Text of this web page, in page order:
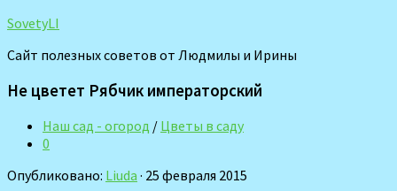
SovetyLI
Сайт полезных советов от Людмилы и Ирины
Не цветет Рябчик императорский
Наш сад - огород / Цветы в саду
0
Опубликовано: Liuda · 25 февраля 2015